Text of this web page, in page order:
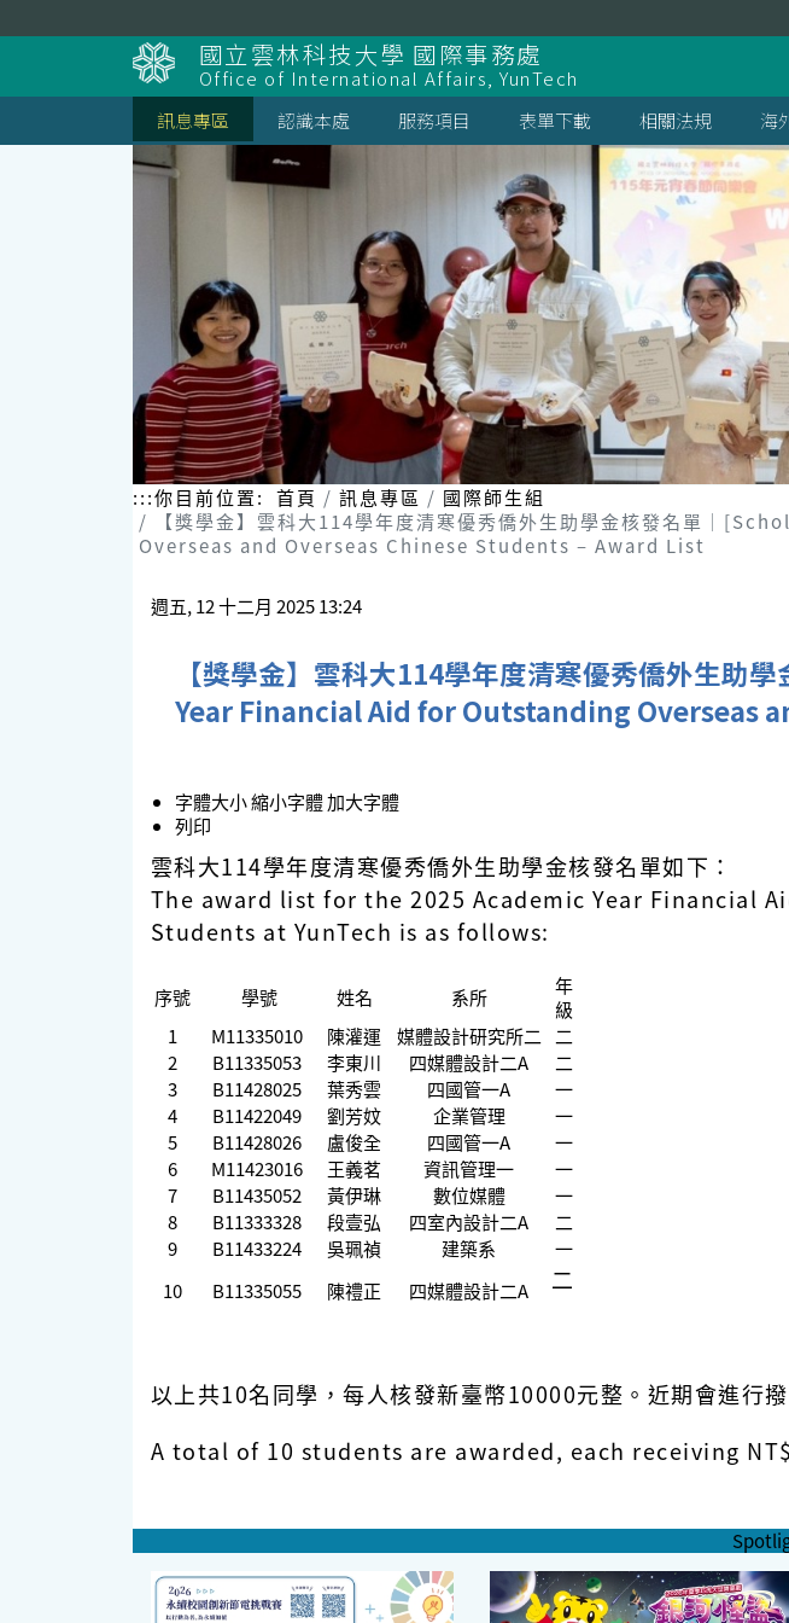
到
主
要
內
容
區
塊
國立雲林科技大學 國際事務處
Office of International Affairs, YunTech
訊息專區
認識本處 服務項目 表單下載 相關法規 海
:::你目前位置: 首頁 訊息專區
國際師生組
【獎學金】雲科大114學年度清寒優秀僑外生助學金核發名單
Overseas and Overseas Chinese Students – Award List
週五, 12 十二月 2025 13:24
【獎學金】雲科大114學年度清寒優秀僑外生
Year Financial Aid for Outstanding Overseas
字體大小縮小字體加大字體
列印
雲科大114學年度清寒優秀僑外生助學金核發名單如下：
The award list for the 2025 Academic Year Financial
Students at YunTech is as follows:
序號 學號 姓名 系所
年
級
1
M11335010 陳灌運 媒體設計研究所二 二
2
B11335053 李東川 四媒體設計二A
二
3
B11428025 葉秀雲 四國管一A
一
4
B11422049 劉芳妏 企業管理
一
5
B11428026 盧俊全 四國管一A
一
6
M11423016 王義茗 資訊管理一
一
7
B11435052 黃伊琳 數位媒體
一
8
B11333328 段壹弘 四室內設計二A
二
9
B11433224 吳珮禎 建築系
一
10
B11335055 陳禮正 四媒體設計二A 二
以上共10名同學，每人核發新臺幣10000元整。近期會進行撥
A total of 10 students are awarded, each receiving